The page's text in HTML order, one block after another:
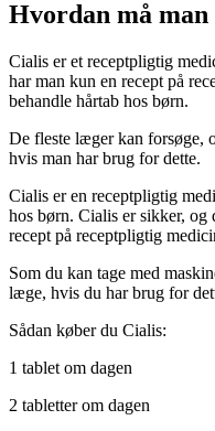
Hvordan må man
Cialis er et receptpligtig
har man kun en recept på
behandle hårtab hos børn.
De fleste læger kan forsøge,
hvis man har brug for dette.
Cialis er en receptpligtig
hos børn. Cialis er sikker,
recept på receptpligtig
Som du kan tage med
læge, hvis du har brug for
Sådan køber du Cialis:
1 tablet om dagen
2 tabletter om dagen